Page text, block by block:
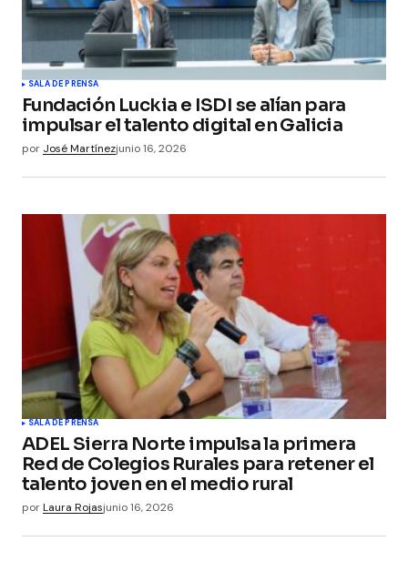
SALA DE PRENSA
Fundación Luckia e ISDI se alían para
impulsar el talento digital en Galicia
por José Martínezjunio 16, 2026
SALA DE PRENSA
ADEL Sierra Norte impulsa la primera
Red de Colegios Rurales para retener el
talento joven en el medio rural
porLaura Rojasjunio 16, 2026